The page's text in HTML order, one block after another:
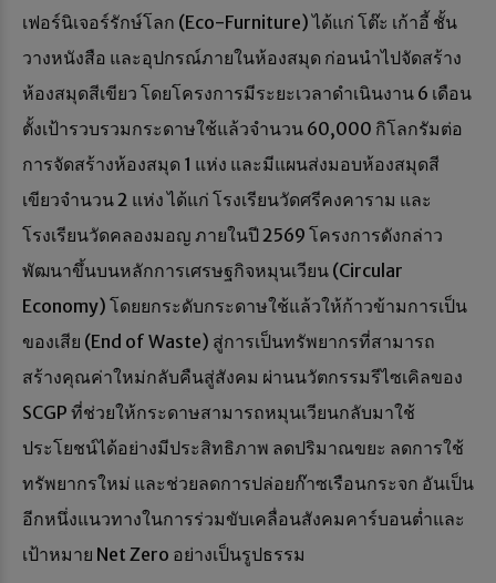
เฟอร์นิเจอร์รักษ์โลก (Eco-Furniture) ได้แก่ โต๊ะ เก้าอี้ ชั้น
วางหนังสือ และอุปกรณ์ภายในห้องสมุด ก่อนนำไปจัดสร้าง
ห้องสมุดสีเขียว โดยโครงการมีระยะเวลาดำเนินงาน 6 เดือน
ตั้งเป้ารวบรวมกระดาษใช้แล้วจำนวน 60,000 กิโลกรัมต่อ
การจัดสร้างห้องสมุด 1 แห่ง และมีแผนส่งมอบห้องสมุดสี
เขียวจำนวน 2 แห่ง ได้แก่ โรงเรียนวัดศรีคงคาราม และ
โรงเรียนวัดคลองมอญ ภายในปี 2569 โครงการดังกล่าว
พัฒนาขึ้นบนหลักการเศรษฐกิจหมุนเวียน (Circular
Economy) โดยยกระดับกระดาษใช้แล้วให้ก้าวข้ามการเป็น
ของเสีย (End of Waste) สู่การเป็นทรัพยากรที่สามารถ
สร้างคุณค่าใหม่กลับคืนสู่สังคม ผ่านนวัตกรรมรีไซเคิลของ
SCGP ที่ช่วยให้กระดาษสามารถหมุนเวียนกลับมาใช้
ประโยชน์ได้อย่างมีประสิทธิภาพ ลดปริมาณขยะ ลดการใช้
ทรัพยากรใหม่ และช่วยลดการปล่อยก๊าซเรือนกระจก อันเป็น
อีกหนึ่งแนวทางในการร่วมขับเคลื่อนสังคมคาร์บอนต่ำและ
เป้าหมาย Net Zero อย่างเป็นรูปธรรม